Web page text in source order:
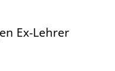
Ex-Lehrer